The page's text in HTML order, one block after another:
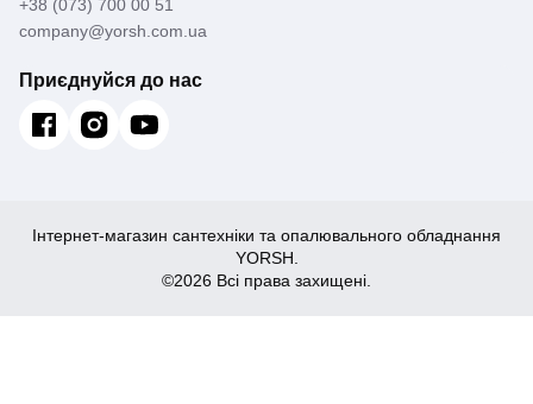
+38 (073) 700 00 51
company@yorsh.com.ua
Приєднуйся до нас
Інтернет-магазин сантехніки та опалювального обладнання
YORSH.
©2026 Всі права захищені.